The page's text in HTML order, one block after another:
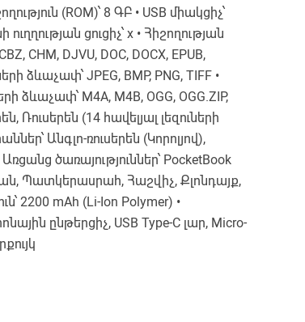
(ROM)՝ 8 ԳԲ • USB միակցիչ՝
ցուցիչ՝ x • Հիշողության
CHM, DJVU, DOC, DOCX, EPUB,
ձևաչափ՝ JPEG, BMP, PNG, TIFF •
ձևաչափ՝ M4A, M4B, OGG, OGG.ZIP,
Ռուսերեն (14 հավելյալ լեզուների
Անգլո-ռուսերեն (Կորոլյով),
ծառայություններ՝ PocketBook
Պատկերասրահ, Հաշվիչ, Քլոնդայք,
2200 mAh (Li-Ion Polymer) •
ընթերցիչ, USB Type-C լար, Micro-